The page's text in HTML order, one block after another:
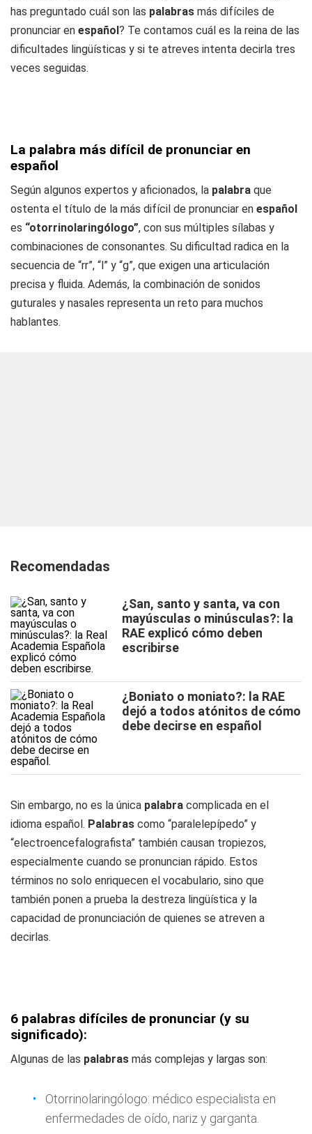
has preguntado cuál son las palabras más difíciles de
pronunciar en español? Te contamos cuál es la reina de las
dificultades lingüísticas y si te atreves intenta decirla tres
veces seguidas.
La palabra más difícil de pronunciar en
español
Según algunos expertos y aficionados, la palabra que
ostenta el título de la más difícil de pronunciar en español
es “otorrinolaringólogo”, con sus múltiples sílabas y
combinaciones de consonantes. Su dificultad radica en la
secuencia de “rr”, “l” y “g”, que exigen una articulación
precisa y fluida. Además, la combinación de sonidos
guturales y nasales representa un reto para muchos
hablantes.
Recomendadas
¿San, santo y santa, va con
mayúsculas o minúsculas?: la
RAE explicó cómo deben
escribirse
¿Boniato o moniato?: la RAE
dejó a todos atónitos de cómo
debe decirse en español
Sin embargo, no es la única palabra complicada en el
idioma español. Palabras como “paralelepípedo” y
“electroencefalografista” también causan tropiezos,
especialmente cuando se pronuncian rápido. Estos
términos no solo enriquecen el vocabulario, sino que
también ponen a prueba la destreza lingüística y la
capacidad de pronunciación de quienes se atreven a
decirlas.
6 palabras difíciles de pronunciar (y su
significado):
Algunas de las palabras más complejas y largas son:
Otorrinolaringólogo: médico especialista en
enfermedades de oído, nariz y garganta.